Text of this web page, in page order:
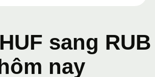
sang RUB
nay